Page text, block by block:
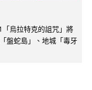
「烏拉特克的詛咒」將
盤蛇島」、地城「毒牙